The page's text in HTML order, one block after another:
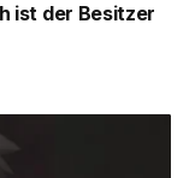
ist der Besitzer